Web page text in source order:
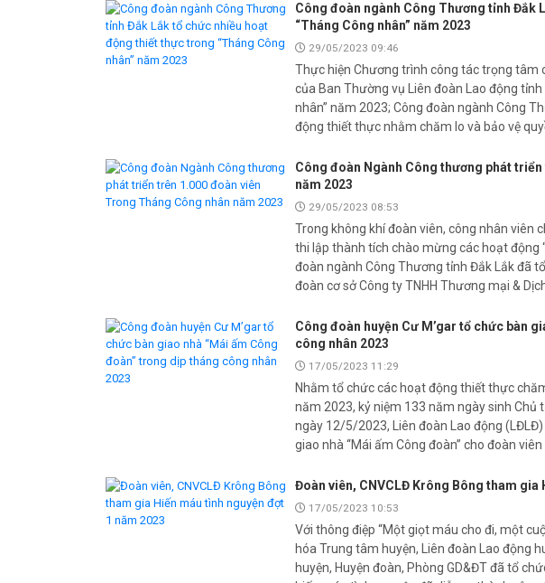
Công đoàn ngành Công Thương tỉnh
“Tháng Công nhân” năm 2023
29/05/2023 09:46
Thực hiện Chương trình công tác trọng tâm
của Ban Thường vụ Liên đoàn Lao động
nhân” năm 2023; Công đoàn ngành Công
động thiết thực nhằm chăm lo và bảo vệ
Công đoàn Ngành Công thương phát
năm 2023
29/05/2023 08:53
Trong không khí đoàn viên, công nhân viên
thi lập thành tích chào mừng các hoạt động
đoàn ngành Công Thương tỉnh Đắk Lắk đã
đoàn cơ sở Công ty TNHH Thương mại &
Công đoàn huyện Cư M’gar tổ chức bàn
công nhân 2023
17/05/2023 11:29
Nhằm tổ chức các hoạt động thiết thực
năm 2023, kỷ niệm 133 năm ngày sinh
ngày 12/5/2023, Liên đoàn Lao động
giao nhà “Mái ấm Công đoàn” cho đoàn viên
Đoàn viên, CNVCLĐ Krông Bông tham gia
17/05/2023 10:53
Với thông điệp “Một giọt máu cho đi, một
hóa Trung tâm huyện, Liên đoàn Lao động
huyện, Huyện đoàn, Phòng GD&ĐT đã tổ